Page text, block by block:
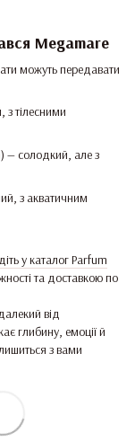
Megamare
можуть передавати
з тілесними
— солодкий, але з
з акватичним
у каталог Parfum
та доставкою по
від
глибину, емоції й
з вами